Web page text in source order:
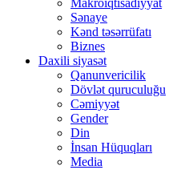
Makroiqtisadiyyat
Sənaye
Kənd təsərrüfatı
Biznes
Daxili siyasət
Qanunvericilik
Dövlət quruculuğu
Cəmiyyət
Gender
Din
İnsan Hüquqları
Media